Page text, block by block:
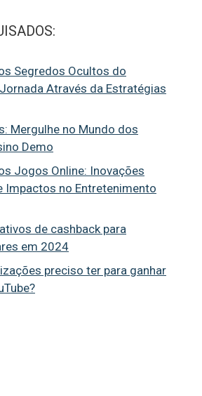
Segredos Ocultos do
Através da Estratégias
Mergulhe no Mundo dos
Demo
Jogos Online: Inovações
Impactos no Entretenimento
de cashback para
em 2024
preciso ter para ganhar